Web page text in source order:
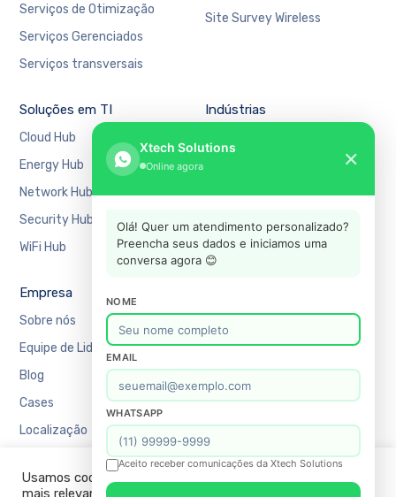
Serviços de Otimização
Serviços Gerenciados
Serviços transversais
Site Survey Wireless
Soluções em TI
Cloud Hub
Energy Hub
Network Hub
Security Hub
WiFi Hub
Indústrias
Manufatura
Mercado Financeiro
Varejo
Empresa
Sobre nós
Equipe de Liderança
Blog
Cases
Localização
Recursos
Academy
Blog
Contato
FAQ
Política de Privacidade
Usamos cookies em nosso site para fornecer a experiência
mais relevante, lembrando suas preferências e visitas
Xtech Solutions
Online agora ✕
Olá! Quer um atendimento personalizado?
Preencha seus dados e iniciamos uma
conversa agora 😊
NOME
EMAIL
WHATSAPP
Aceito receber comunicações da Xtech Solutions